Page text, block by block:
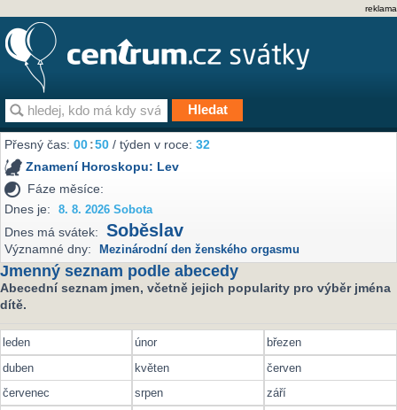
reklama
Přesný čas:00:50 / týden v roce:32
Znamení Horoskopu: Lev
Fáze měsíce:
Dnes je:
8. 8. 2026 Sobota
Dnes má svátek: Soběslav
Významné dny: Mezinárodní den ženského orgasmu
Jmenný seznam podle abecedy
Abecední seznam jmen, včetně jejich popularity pro výběr jména
dítě.
leden únor
březen
duben
květen
červen
červenec
srpen
září